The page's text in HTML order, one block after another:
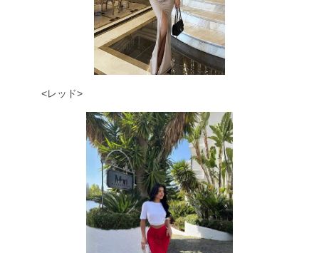
<レッド>